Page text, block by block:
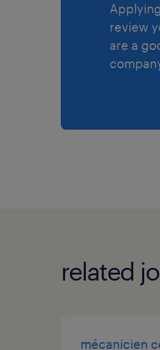
review
are a
related
mécanicien